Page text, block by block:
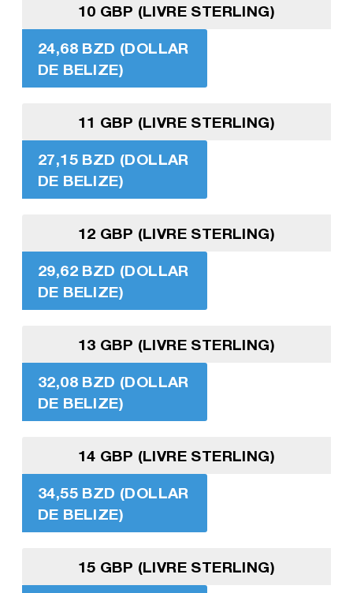
10 GBP (LIVRE STERLING)
24,68 BZD (DOLLAR
DE BELIZE)
11 GBP (LIVRE STERLING)
27,15 BZD (DOLLAR
DE BELIZE)
12 GBP (LIVRE STERLING)
29,62 BZD (DOLLAR
DE BELIZE)
13 GBP (LIVRE STERLING)
32,08 BZD (DOLLAR
DE BELIZE)
14 GBP (LIVRE STERLING)
34,55 BZD (DOLLAR
DE BELIZE)
15 GBP (LIVRE STERLING)